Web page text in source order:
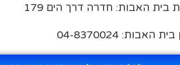
בית האבות: חדרה דרך הים 179
האבות: 04-8370024